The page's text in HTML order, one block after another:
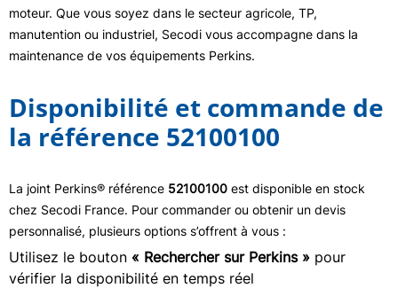
moteur. Que vous soyez dans le secteur agricole, TP,
manutention ou industriel, Secodi vous accompagne dans la
maintenance de vos équipements Perkins.
Disponibilité et commande de
la référence 52100100
La joint Perkins® référence 52100100 est disponible en stock
chez Secodi France. Pour commander ou obtenir un devis
personnalisé, plusieurs options s’offrent à vous :
Utilisez le bouton « Rechercher sur Perkins » pour
vérifier la disponibilité en temps réel